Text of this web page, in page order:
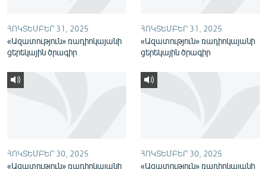
ՀԵՏԵՎԵՔ ՄԵԶ
ՀՈԿՏԵՄԲԵՐ 31, 2025
«Ազատություն» ռադիոկայանի
ցերեկային ծրագիր
ՀՈԿՏԵՄԲԵՐ 31, 2025
«Ազատություն» ռադիոկայանի
ցերեկային ծրագիր
ՀՈԿՏԵՄԲԵՐ 30, 2025
«Ազատություն» ռադիոկայանի
ՀՈԿՏԵՄԲԵՐ 30, 2025
«Ազատություն» ռադիոկայանի